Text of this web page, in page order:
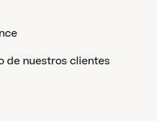
de nuestros clientes